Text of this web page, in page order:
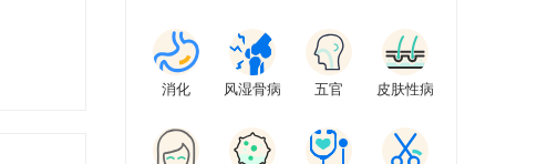
消化 风湿骨病 五官 皮肤性病